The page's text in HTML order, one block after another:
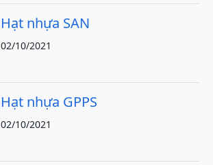
Hạt nhựa SAN
02/10/2021
Hạt nhựa GPPS
02/10/2021